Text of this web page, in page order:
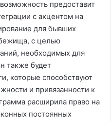
предоставит
с акцентом на
для бывших
с целью
необходимых для
также будет
которые способствуют
и привязанности к
расширила право на
постоянных